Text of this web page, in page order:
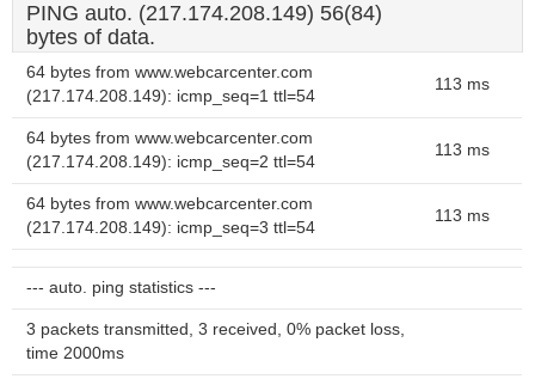
PING auto. (217.174.208.149) 56(84)
bytes of data.
64 bytes from www.webcarcenter.com
(217.174.208.149): icmp_seq=1 ttl=54
113 ms
64 bytes from www.webcarcenter.com
(217.174.208.149): icmp_seq=2 ttl=54
113 ms
64 bytes from www.webcarcenter.com
(217.174.208.149): icmp_seq=3 ttl=54
113 ms
--- auto. ping statistics ---
3 packets transmitted, 3 received, 0% packet loss,
time 2000ms